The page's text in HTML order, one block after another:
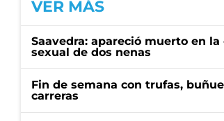
VER MÁS
Saavedra: apareció muerto en
sexual de dos nenas
Fin de semana con trufas,
carreras